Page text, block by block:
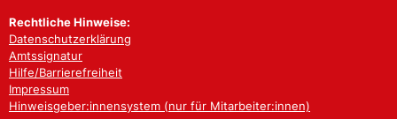
Rechtliche Hinweise:
Datenschutzerklärung
Amtssignatur
Hilfe/Barrierefreiheit
Impressum
Hinweisgeber:innensystem (nur für Mitarbeiter:innen)